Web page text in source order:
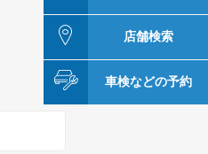
店舗検索
車検などの予約